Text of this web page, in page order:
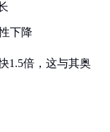
下降
1.5倍，这与其奥